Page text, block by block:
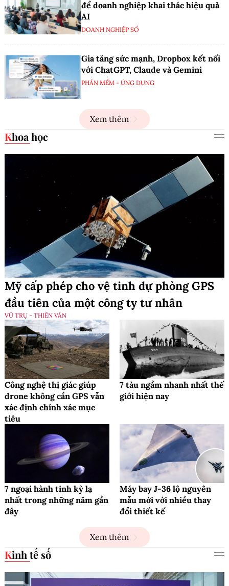
để doanh nghiệp khai thác hiệu quả
AI
DOANH NGHIỆP SỐ
Gia tăng sức mạnh, Dropbox kết nối
với ChatGPT, Claude và Gemini
PHẦN MỀM - ỨNG DỤNG
Xem thêm
Khoa học
Mỹ cấp phép cho vệ tinh dự phòng GPS
đầu tiên của một công ty tư nhân
VŨ TRỤ - THIÊN VĂN
Công nghệ thị giác giúp
drone không cần GPS vẫn
xác định chính xác mục
tiêu
7 tàu ngầm nhanh nhất thế
giới hiện nay
7 ngoại hành tinh kỳ lạ
nhất trong những năm gần
đây
Máy bay J-36 lộ nguyên
mẫu mới với nhiều thay
đổi thiết kế
Xem thêm
Kinh tế số